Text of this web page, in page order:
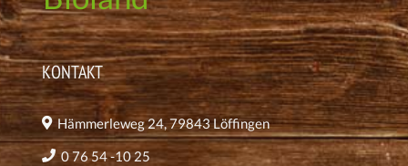
KONTAKT
Hämmerleweg 24, 79843 Löffingen
0 76 54 -10 25